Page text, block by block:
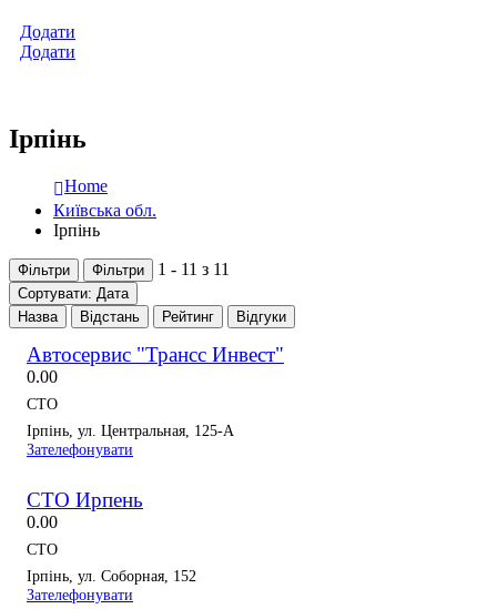
Додати
Додати
Ірпінь
Home
Київська обл.
Ірпінь
Фільтри Фільтри 1 - 11 з 11
Сортувати: Дата
Назва
Відстань Рейтинг Відгуки
Автосервис "Трансс Инвест"
0.00
СТО
Ірпінь, ул. Центральная, 125-А
Зателефонувати
СТО Ирпень
0.00
СТО
Ірпінь, ул. Соборная, 152
Зателефонувати